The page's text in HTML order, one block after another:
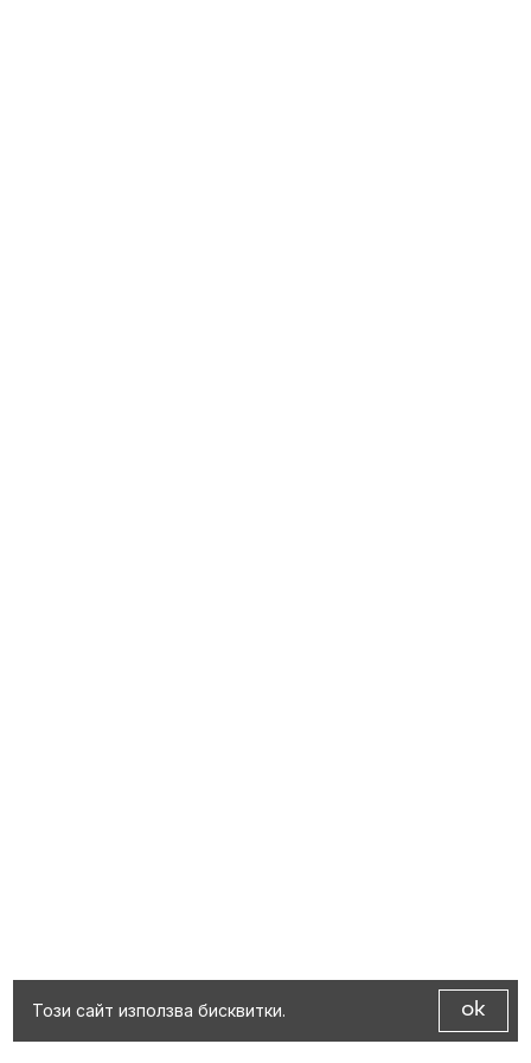
Този сайт използва бисквитки. ok